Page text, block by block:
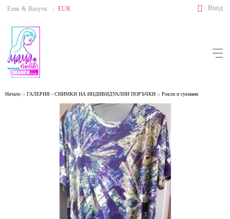
Език & Валута: / EUR Вход
Начало ГАЛЕРИЯ - СНИМКИ НА ИНДИВИДУАЛНИ ПОРЪЧКИ Рокли и сукмани